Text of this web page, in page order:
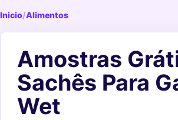
Inicio/Alimentos
Amostras
Sachês Para
Wet